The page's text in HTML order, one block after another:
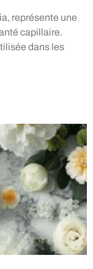
représente une
capillaire.
dans les